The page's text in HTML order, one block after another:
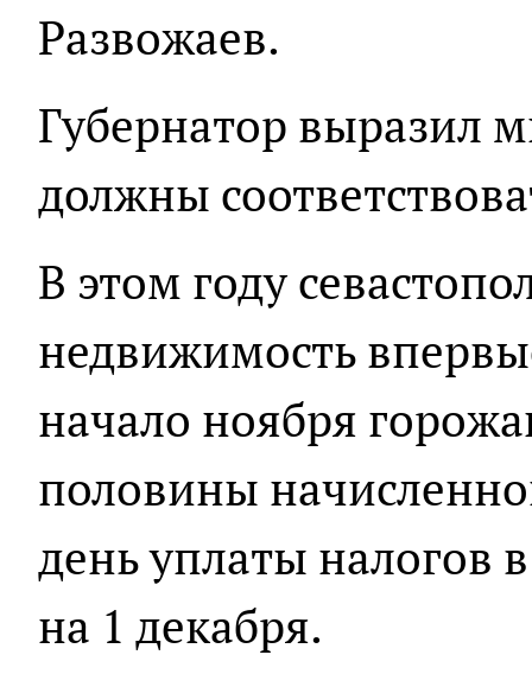
Развожаев.
Губернатор выразил
должны
В этом году
недвижимость
начало ноября
половины
день уплаты налогов
на 1 декабря.